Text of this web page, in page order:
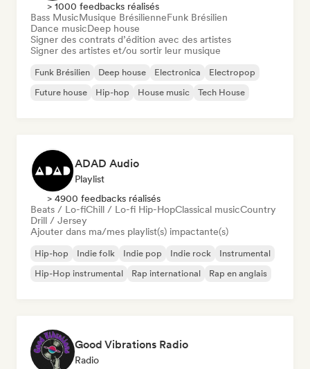
> 1000 feedbacks réalisés
Bass MusicMusique BrésilienneFunk Brésilien
Dance musicDeep house
Signer des contrats d’édition avec des artistes
Signer des artistes et/ou sortir leur musique
Funk Brésilien Deep house Electronica
Electropop
Future house
Hip-hop House music Tech House
ADAD Audio
Playlist
> 4900 feedbacks réalisés
Beats / Lo-fiChill / Lo-fi Hip-HopClassical musicCountry
Drill / Jersey
Ajouter dans ma/mes playlist(s) impactante(s)
Hip-hop Indie folk Indie pop Indie rock
Instrumental
Hip-Hop instrumental
Rap international Rap en anglais
Good Vibrations Radio
Radio